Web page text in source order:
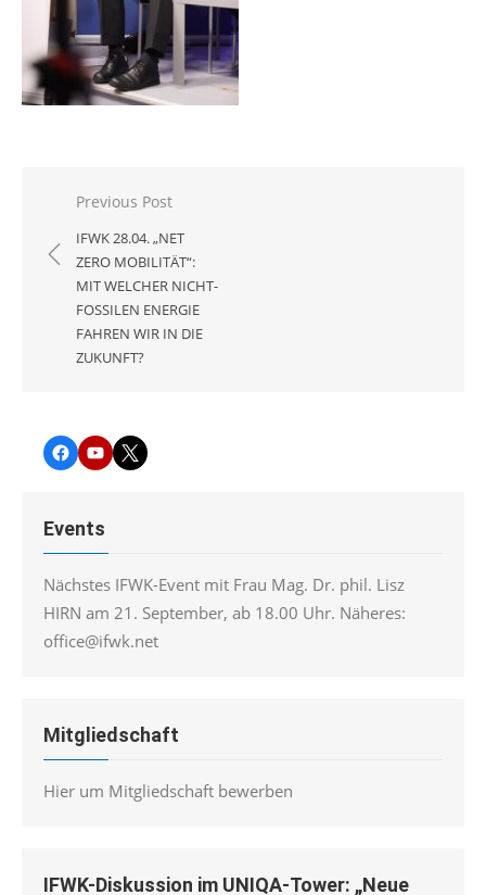
Beitragsnavigation
Previous Post
IFWK 28.04. „NET
ZERO MOBILITÄT“:
MIT WELCHER NICHT-
FOSSILEN ENERGIE
FAHREN WIR IN DIE
ZUKUNFT?
Facebook
YouTubeTwitter
Events
Nächstes IFWK-Event mit Frau Mag. Dr. phil. Lisz
HIRN am 21. September, ab 18.00 Uhr. Näheres:
office@ifwk.net
Mitgliedschaft
Hier um Mitgliedschaft bewerben
IFWK-Diskussion im UNIQA-Tower: „Neue